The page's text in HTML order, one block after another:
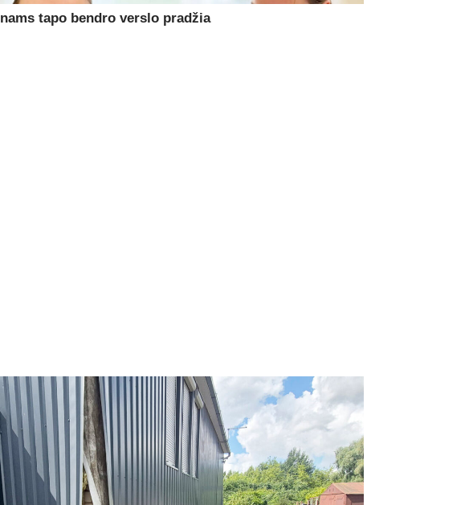
tapo bendro verslo pradžia